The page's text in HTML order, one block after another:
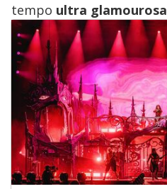
tempo ultra glamourosa